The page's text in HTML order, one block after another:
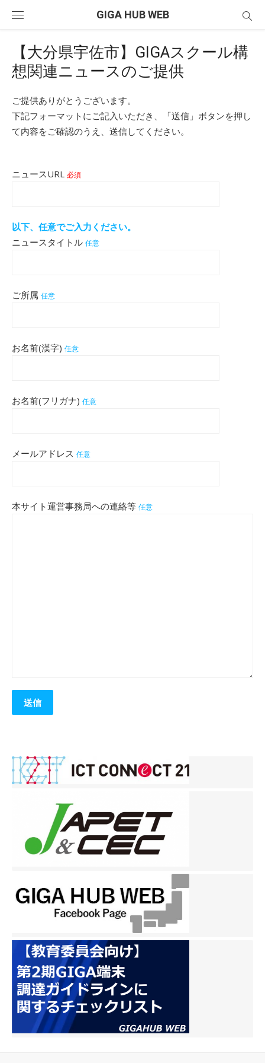
GIGA HUB WEB
【大分県宇佐市】GIGAスクール構
想関連ニュースのご提供
ご提供ありがとうございます。
下記フォーマットにご記入いただき、「送信」ボタンを押し
て内容をご確認のうえ、送信してください。
ニュースURL 必須
以下、任意でご入力ください。
ニュースタイトル 任意
ご所属 任意
お名前(漢字) 任意
お名前(フリガナ) 任意
メールアドレス 任意
本サイト運営事務局への連絡等 任意